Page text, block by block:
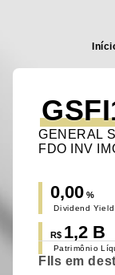
GENERAL
FDO INV
0,00 %
Dividend Yield
R$ 1,2 B
Patrimônio
FIIs em